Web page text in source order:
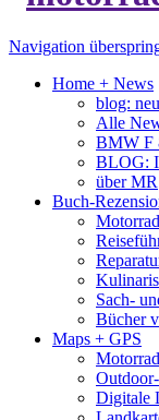
Navigation
Home + News
blog:
Alle
BMW F
BLOG:
über MR
Buch-
Sach-
Bücher
Maps + GPS
Digitale